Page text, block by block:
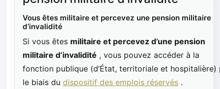
Vous êtes militaire et percevez une pension militaire
d’invalidité
Si vous êtes militaire et percevez d’une pension
militaire d’invalidité , vous pouvez accéder à la
fonction publique (d’État, territoriale et hospitalière)
le biais du dispositif des emplois réservés .